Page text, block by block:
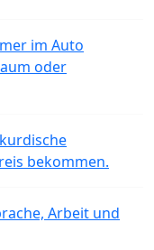
im Auto
oder
bekommen.
Arbeit und